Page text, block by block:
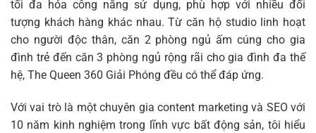
tối đa hóa công năng sử dụng, phù hợp với nhiều đối
tượng khách hàng khác nhau. Từ căn hộ studio linh hoạt
cho người độc thân, căn 2 phòng ngủ ấm cúng cho gia
đình trẻ đến căn 3 phòng ngủ rộng rãi cho gia đình đa thế
hệ, The Queen 360 Giải Phóng đều có thể đáp ứng.
Với vai trò là một chuyên gia content marketing và SEO với
10 năm kinh nghiệm trong lĩnh vực bất động sản, tôi hiểu